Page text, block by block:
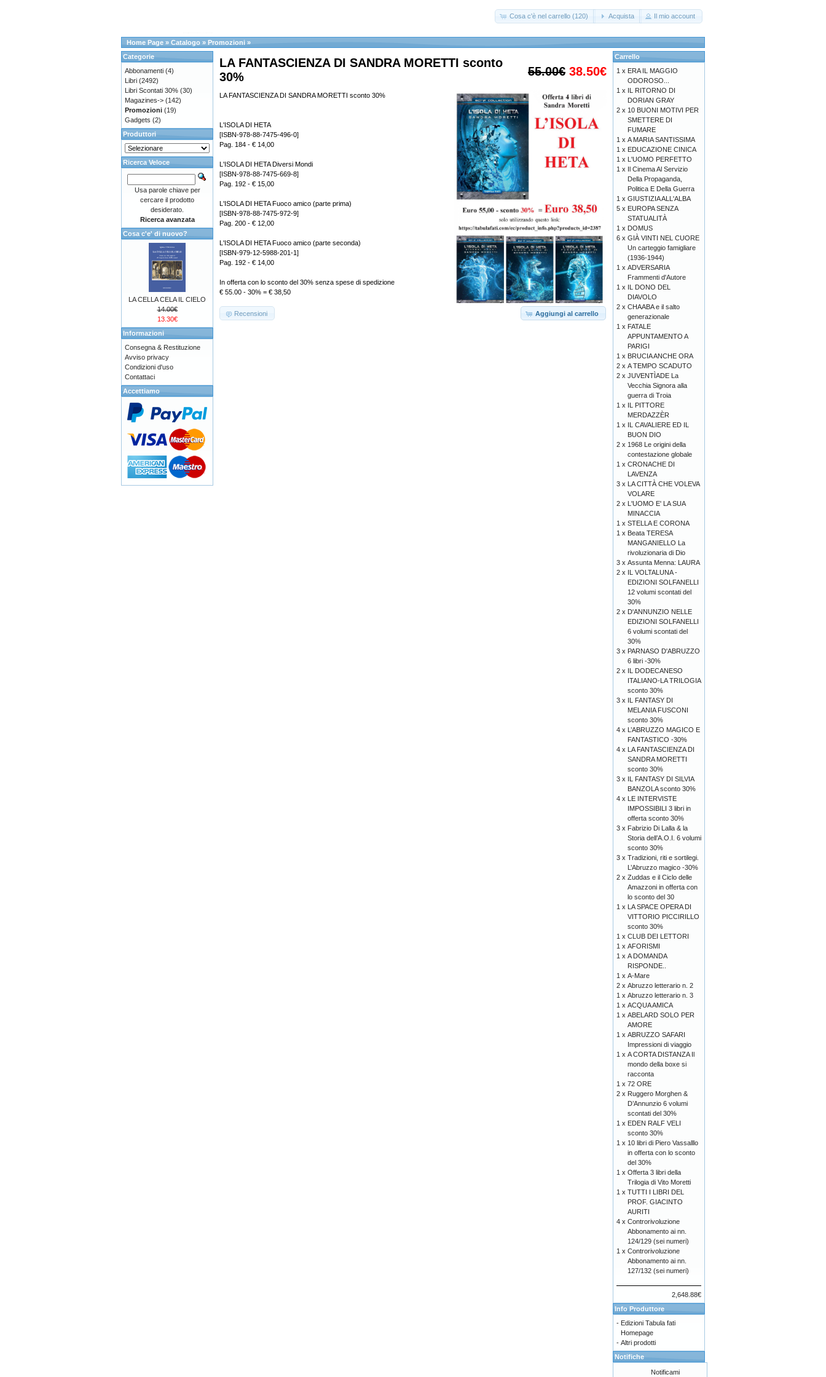
Cosa c'è nel carrello (120) Acquista Il mio account
Home Page » Catalogo » Promozioni »
55.00€ 38.50€
LA FANTASCIENZA DI SANDRA MORETTI sconto
30%
LA FANTASCIENZA DI SANDRA MORETTI sconto 30%
L'ISOLA DI HETA
[ISBN-978-88-7475-496-0]
Pag. 184 - € 14,00
L'ISOLA DI HETA Diversi Mondi
[ISBN-978-88-7475-669-8]
Pag. 192 - € 15,00
L'ISOLA DI HETA Fuoco amico (parte prima)
[ISBN-978-88-7475-972-9]
Pag. 200 - € 12,00
L'ISOLA DI HETA Fuoco amico (parte seconda)
[ISBN-979-12-5988-201-1]
Pag. 192 - € 14,00
In offerta con lo sconto del 30% senza spese di spedizione
€ 55.00 - 30% = € 38,50
Aggiungi al carrello
Recensioni
Categorie
Abbonamenti (4)
Libri (2492)
Libri Scontati 30% (30)
Magazines-> (142)
Promozioni (19)
Gadgets (2)
Produttori
Ricerca Veloce
Usa parole chiave per
cercare il prodotto
desiderato.
Ricerca avanzata
Cosa c'e' di nuovo?
LA CELLA CELA IL CIELO
14.00€
13.30€
Informazioni
Consegna & Restituzione
Avviso privacy
Condizioni d'uso
Contattaci
Accettiamo
Carrello
1 x ERA IL MAGGIO
ODOROSO...
1 x IL RITORNO DI
DORIAN GRAY
2 x 10 BUONI MOTIVI PER
SMETTERE DI
FUMARE
1 x A MARIA SANTISSIMA
1 x EDUCAZIONE CINICA
1 x L'UOMO PERFETTO
1 x Il Cinema Al Servizio
Della Propaganda,
Politica E Della Guerra
1 x GIUSTIZIA ALL'ALBA
5 x EUROPA SENZA
STATUALITÀ
1 x DOMUS
6 x GIÀ VINTI NEL CUORE
Un carteggio famigliare
(1936-1944)
1 x ADVERSARIA
Frammenti d'Autore
1 x IL DONO DEL
DIAVOLO
2 x CHAABA e il salto
generazionale
1 x FATALE
APPUNTAMENTO A
PARIGI
1 x BRUCIA ANCHE ORA
2 x A TEMPO SCADUTO
2 x JUVENTÌADE La
Vecchia Signora alla
guerra di Troia
1 x IL PITTORE
MERDAZZÈR
1 x IL CAVALIERE ED IL
BUON DIO
2 x 1968 Le origini della
contestazione globale
1 x CRONACHE DI
LAVENZA
3 x LA CITTÀ CHE VOLEVA
VOLARE
2 x L'UOMO E' LA SUA
MINACCIA
1 x STELLA E CORONA
1 x Beata TERESA
MANGANIELLO La
rivoluzionaria di Dio
3 x Assunta Menna: LAURA
2 x IL VOLTALUNA -
EDIZIONI SOLFANELLI
12 volumi scontati del
30%
2 x D'ANNUNZIO NELLE
EDIZIONI SOLFANELLI
6 volumi scontati del
30%
3 x PARNASO D'ABRUZZO
6 libri -30%
2 x IL DODECANESO
ITALIANO-LA TRILOGIA
sconto 30%
3 x IL FANTASY DI
MELANIA FUSCONI
sconto 30%
4 x L’ABRUZZO MAGICO E
FANTASTICO -30%
4 x LA FANTASCIENZA DI
SANDRA MORETTI
sconto 30%
3 x IL FANTASY DI SILVIA
BANZOLA sconto 30%
4 x LE INTERVISTE
IMPOSSIBILI 3 libri in
offerta sconto 30%
3 x Fabrizio Di Lalla & la
Storia dell’A.O.I. 6 volumi
sconto 30%
3 x Tradizioni, riti e sortilegi.
L’Abruzzo magico -30%
2 x Zuddas e il Ciclo delle
Amazzoni in offerta con
lo sconto del 30
1 x LA SPACE OPERA DI
VITTORIO PICCIRILLO
sconto 30%
1 x CLUB DEI LETTORI
1 x AFORISMI
1 x A DOMANDA
RISPONDE..
1 x A-Mare
2 x Abruzzo letterario n. 2
1 x Abruzzo letterario n. 3
1 x ACQUA AMICA
1 x ABELARD SOLO PER
AMORE
1 x ABRUZZO SAFARI
Impressioni di viaggio
1 x A CORTA DISTANZA Il
mondo della boxe si
racconta
1 x 72 ORE
2 x Ruggero Morghen &
D’Annunzio 6 volumi
scontati del 30%
1 x EDEN RALF VELI
sconto 30%
1 x 10 libri di Piero Vassalllo
in offerta con lo sconto
del 30%
1 x Offerta 3 libri della
Trilogia di Vito Moretti
1 x TUTTI I LIBRI DEL
PROF. GIACINTO
AURITI
4 x Controrivoluzione
Abbonamento ai nn.
124/129 (sei numeri)
1 x Controrivoluzione
Abbonamento ai nn.
127/132 (sei numeri)
2,648.88€
Info Produttore
- Edizioni Tabula fati
Homepage
- Altri prodotti
Notifiche
Notificami